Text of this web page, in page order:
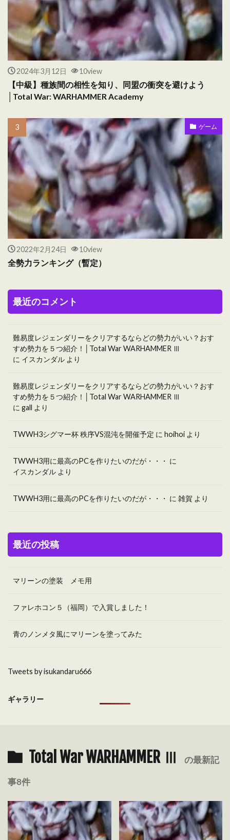
2024年3月12日 10view
【中級】種族間の相性を知り、同盟の衝突を避けよう
│Total War: WARHAMMER Academy
ゲーム
2022年2月24日 10view
全勢力ランキング（暫定）
最近のコメント
難易度レジェンダリーをクリアするならどの勢力がいい？おす
すめ勢力を５つ紹介！│Total War WARHAMMER Ⅲ
に イスカンダル より
難易度レジェンダリーをクリアするならどの勢力がいい？おす
すめ勢力を５つ紹介！│Total War WARHAMMER Ⅲ
に gall より
TWWH3シグマー杯 秩序VS混沌を開催予定 に hoihoi より
TWWH3用に最高のPCを作りたいのだが・・・ に
イスカンダル より
TWWH3用に最高のPCを作りたいのだが・・・ に 雑賀 より
最近の投稿
マリーンの塗装 メモ用
ファレホコン５（福岡）で入賞しました！
青のノンメタ風にマリーンを塗ってみた
Tweets by isukandaru666
ギャラリー
Total War WARHAMMER Ⅲ の最新記
事8件